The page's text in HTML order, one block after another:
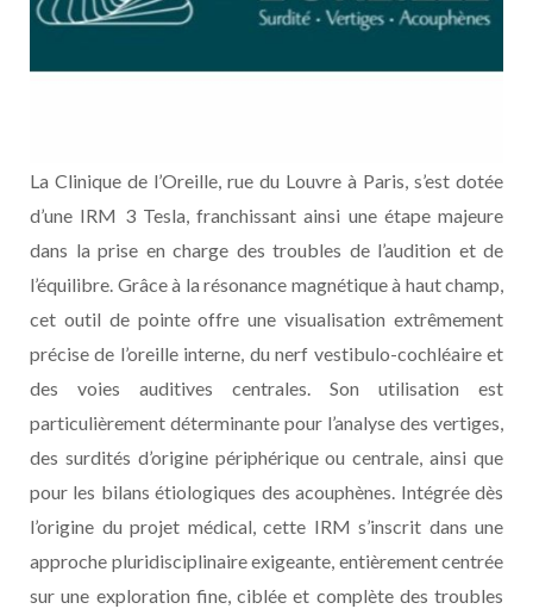
La Clinique de l’Oreille, rue du Louvre à Paris, s’est dotée
d’une IRM 3 Tesla, franchissant ainsi une étape majeure
dans la prise en charge des troubles de l’audition et de
l’équilibre. Grâce à la résonance magnétique à haut champ,
cet outil de pointe offre une visualisation extrêmement
précise de l’oreille interne, du nerf vestibulo-cochléaire et
des voies auditives centrales. Son utilisation est
particulièrement déterminante pour l’analyse des vertiges,
des surdités d’origine périphérique ou centrale, ainsi que
pour les bilans étiologiques des acouphènes. Intégrée dès
l’origine du projet médical, cette IRM s’inscrit dans une
approche pluridisciplinaire exigeante, entièrement centrée
sur une exploration fine, ciblée et complète des troubles